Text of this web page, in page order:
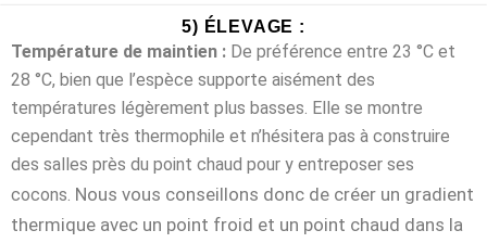
5) ÉLEVAGE :
Température de maintien : De préférence entre 23 °C et
28 °C, bien que l’espèce supporte aisément des
températures légèrement plus basses. Elle se montre
cependant très thermophile et n’hésitera pas à construire
des salles près du point chaud pour y entreposer ses
cocons. Nous vous conseillons donc de créer un gradient
thermique avec un point froid et un point chaud dans la